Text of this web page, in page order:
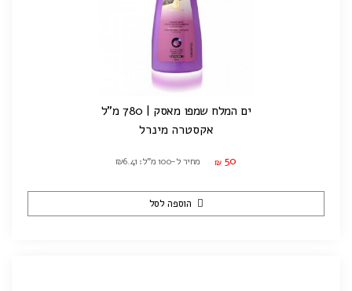
ים המלח שמפו מאסק | 780 מ"ל
אקסטרה מינרל
₪ 50 מחיר ל-100 מ"ל: ₪6.41
הוספה לסל